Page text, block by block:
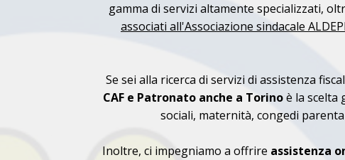
gamma di servizi altamente specializzati,
associati all'Associazione sindacale ALDEPI
Se sei alla ricerca di servizi di assistenza
CAF e Patronato anche a Torinoè la scelta
sociali, maternità, congedi
Inoltre, ci impegniamo a offrire assistenza